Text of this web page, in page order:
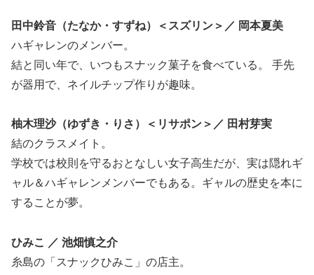
田中鈴音（たなか・すずね）＜スズリン＞／ 岡本夏美
ハギャレンのメンバー。
結と同い年で、いつもスナック菓子を食べている。 手先
が器用で、ネイルチップ作りが趣味。
柚木理沙（ゆずき・りさ）＜リサポン＞／ 田村芽実
結のクラスメイト。
学校では校則を守るおとなしい女子高生だが、実は隠れギ
ャル＆ハギャレンメンバーでもある。ギャルの歴史を本に
することが夢。
ひみこ ／ 池畑慎之介
糸島の「スナックひみこ」の店主。